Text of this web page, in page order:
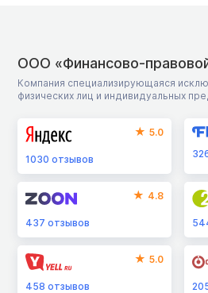
ООО «Финансово-
Компания специализирующаяся
физических лиц и индивидуальных
5.0
1030 отзывов
4.8
437 отзывов
5.0
458 отзывов